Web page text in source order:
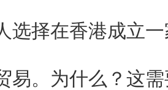
选择在香港成立
易。为什么？这